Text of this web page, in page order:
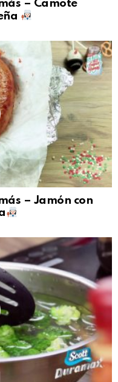
– Camote
– Jamón con